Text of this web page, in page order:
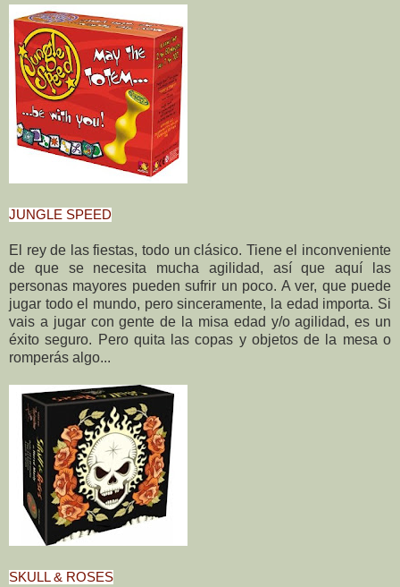
JUNGLE SPEED
El rey de las fiestas, todo un clásico. Tiene el inconveniente
de que se necesita mucha agilidad, así que aquí las
personas mayores pueden sufrir un poco. A ver, que puede
jugar todo el mundo, pero sinceramente, la edad importa. Si
vais a jugar con gente de la misa edad y/o agilidad, es un
éxito seguro. Pero quita las copas y objetos de la mesa o
romperás algo...
SKULL & ROSES